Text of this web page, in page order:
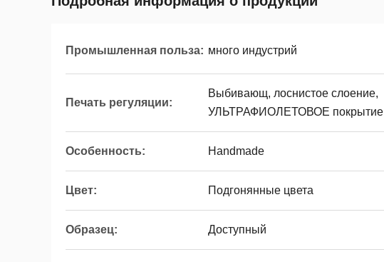
Промышленная польза: много индустрий
Печать регуляции:
Выбивающ, лоснистое слоение,
УЛЬТРАФИОЛЕТОВОЕ покрытие
Особенность: Handmade
Цвет: Подгонянные цвета
Образец: Доступный